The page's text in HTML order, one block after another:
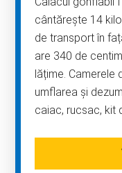
cântărește 14
de transport în
are 340 de
lățime. Camerele
umflarea și
caiac, rucsac, kit